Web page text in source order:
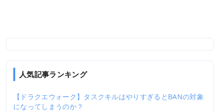
人気記事ランキング
1
【ドラクエウォーク】タスクキルはやりすぎるとBANの対象
になってしまうのか？